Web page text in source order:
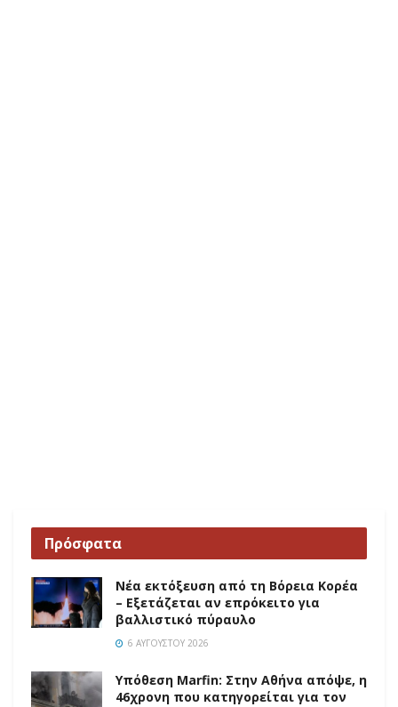
Πρόσφατα
Νέα εκτόξευση από τη Βόρεια Κορέα
– Εξετάζεται αν επρόκειτο για
βαλλιστικό πύραυλο
6 ΑΥΓΟΎΣΤΟΥ 2026
Υπόθεση Marfin: Στην Αθήνα απόψε, η
46χρονη που κατηγορείται για τον